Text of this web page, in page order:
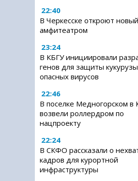
22:40
В Черкесске откроют
амфитеатром
23:24
В КБГУ инициировали
генов для защиты
опасных вирусов
22:46
В поселке Медногорском в
возвели роллердром по
нацпроекту
22:24
В СКФО рассказали о
кадров для курортной
инфраструктуры